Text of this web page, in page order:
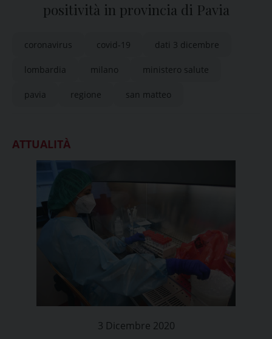
positività in provincia di Pavia
coronavirus covid-19 dati 3 dicembre
lombardia milano ministero salute
pavia regione san matteo
ATTUALITÀ
3 Dicembre 2020